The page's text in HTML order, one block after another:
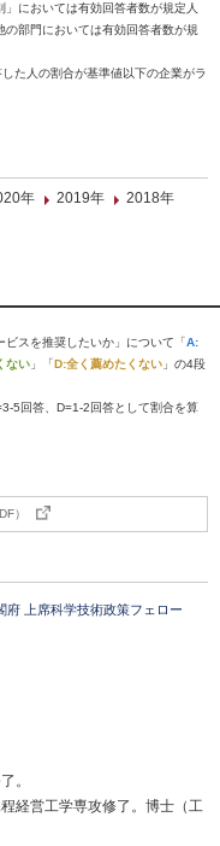
においては有効回答者数が規定人
部門においては有効回答者数が規
た人の割合が基準値以下の企業がラ
年 2019年
2018年
スを推奨したいか」について「A:
ない 」「D:全く薦めたくない 」の4段
5回答、D=1-2回答として割合を算
）
府 上席科学技術政策フェロー
。
経営工学専攻修了。博士（工